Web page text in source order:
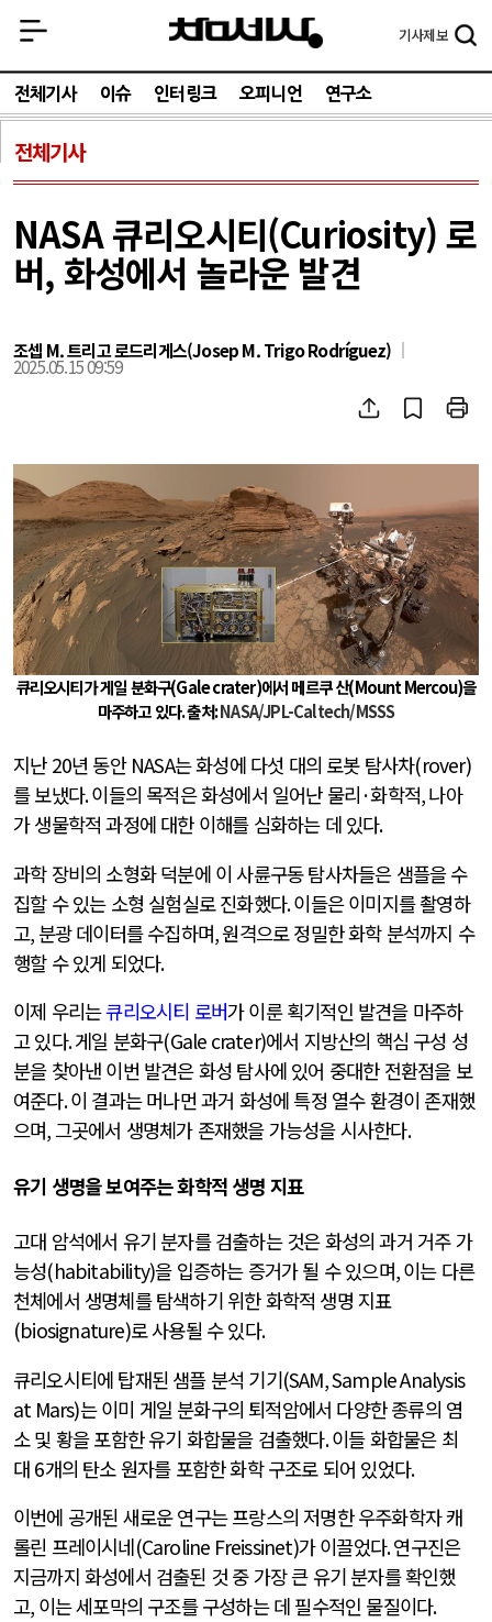
기사제보
전체기사 이슈 인터링크 오피니언 연구소
전체기사
NASA 큐리오시티(Curiosity) 로
버, 화성에서 놀라운 발견
조셉 M. 트리고 로드리게스(Josep M. Trigo Rodríguez)
2025.05.15 09:59
큐리오시티가 게일 분화구(Gale crater)에서 메르쿠 산(Mount Mercou)을
마주하고 있다.출처:NASA/JPL-Caltech/MSSS
지난 20년 동안 NASA는 화성에 다섯 대의 로봇 탐사차(rover)
를 보냈다.이들의 목적은 화성에서 일어난 물리 ·화학적,나아
가 생물학적 과정에 대한 이해를 심화하는 데 있다.
과학 장비의 소형화 덕분에 이 사륜구동 탐사차들은 샘플을 수
집할 수 있는 소형 실험실로 진화했다.이들은 이미지를 촬영하
고, 분광 데이터를 수집하며,원격으로 정밀한 화학 분석까지 수
행할 수 있게 되었다.
이제 우리는큐리오시티 로버가 이룬 획기적인 발견을 마주하
고 있다.게일 분화구(Gale crater)에서 지방산의 핵심 구성 성
분을 찾아낸 이번 발견은 화성 탐사에 있어 중대한 전환점을 보
여준다.이 결과는 머나먼 과거 화성에 특정 열수 환경이 존재했
으며,그곳에서 생명체가 존재했을 가능성을 시사한다.
유기 생명을 보여주는 화학적 생명 지표
고대 암석에서 유기 분자를 검출하는 것은 화성의 과거 거주 가
능성(habitability)을 입증하는 증거가 될 수 있으며,이는 다른
천체에서 생명체를 탐색하기 위한 화학적 생명 지표
(biosignature)로 사용될 수 있다.
큐리오시티에 탑재된 샘플 분석 기기(SAM, Sample Analysis
at Mars)는 이미 게일 분화구의 퇴적암에서 다양한 종류의 염
소 및 황을 포함한 유기 화합물을 검출했다.이들 화합물은 최
대 6개의 탄소 원자를 포함한 화학 구조로 되어 있었다.
이번에 공개된 새로운 연구는 프랑스의 저명한 우주화학자 캐
롤린 프레이시네(Caroline Freissinet)가 이끌었다.연구진은
지금까지 화성에서 검출된 것 중 가장 큰 유기 분자를 확인했
고, 이는 세포막의 구조를 구성하는 데 필수적인 물질이다.